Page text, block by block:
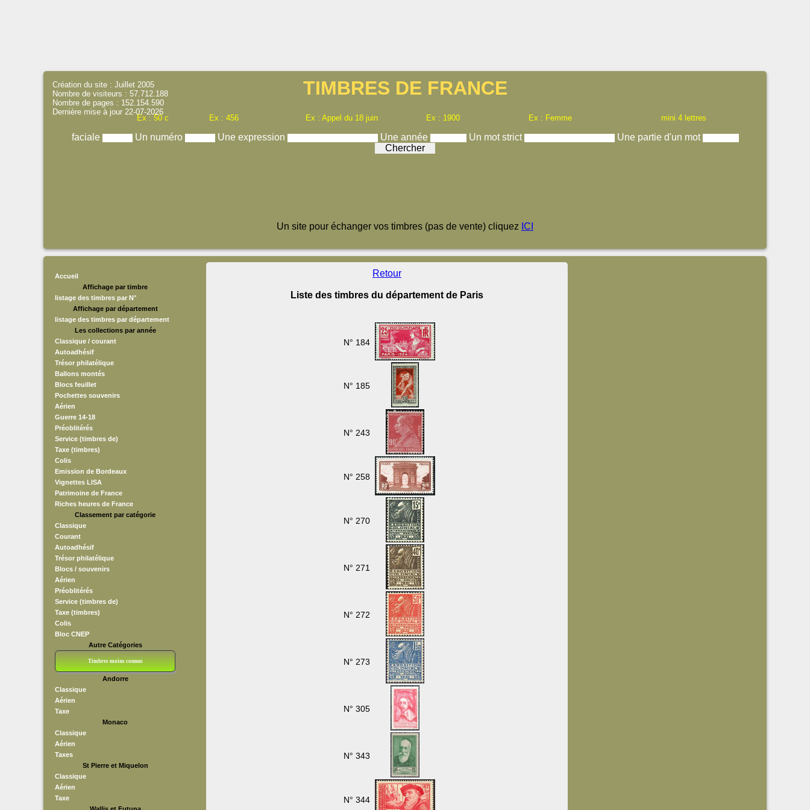
TIMBRES DE FRANCE
Ex : 50 c Ex : 456 Ex : Appel du 18 juin Ex : 1900 Ex : Femme mini 4 lettres
faciale Un numéro Une expression Une année Un mot strict Une partie d'un mot
Création du site : Juillet 2005
Nombre de visiteurs : 57.712.188
Nombre de pages : 152.154.590
Dernière mise à jour 22-07-2026
Un site pour échanger vos timbres (pas de vente) cliquez ICI
Accueil
Affichage par timbre
listage des timbres par N°
Affichage par département
listage des timbres par département
Les collections par année
Classique / courant
Autoadhésif
Trésor philatélique
Ballons montés
Blocs feuillet
Pochettes souvenirs
Aérien
Guerre 14-18
Préoblitérés
Service (timbres de)
Taxe (timbres)
Colis
Emission de Bordeaux
Vignettes LISA
Patrimoine de France
Riches heures de France
Classement par catégorie
Classique
Courant
Autoadhésif
Trésor philatélique
Blocs / souvenirs
Aérien
Préoblitérés
Service (timbres de)
Taxe (timbres)
Colis
Bloc CNEP
Autre Catégories
Timbres moins connus
Andorre
Classique
Aérien
Taxe
Monaco
Classique
Aérien
Taxes
St Pierre et Miquelon
Classique
Aérien
Taxe
Retour
Liste des timbres du département de Paris
N° 184
N° 185
N° 243
N° 258
N° 270
N° 271
N° 272
N° 273
N° 305
N° 343
N° 344